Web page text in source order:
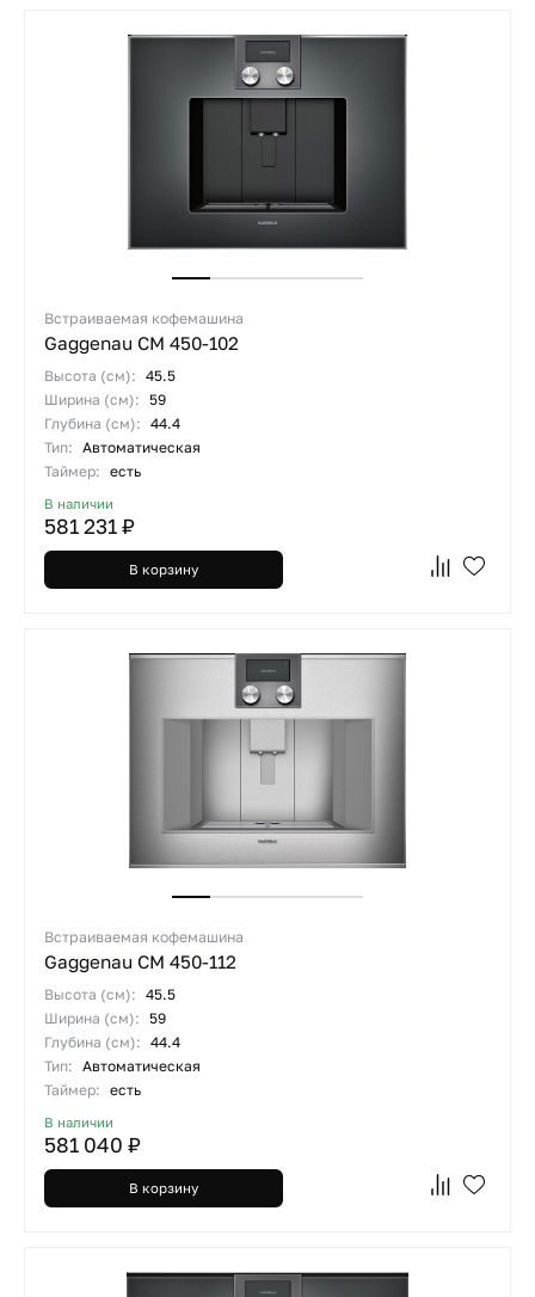
Встраиваемая кофемашина
Gaggenau CM 450-102
Высота (см): 45.5
Ширина (см): 59
Глубина (см): 44.4
Тип: Автоматическая
Таймер: есть
В наличии
581 231 ₽
В корзину
Встраиваемая кофемашина
Gaggenau CM 450-112
Высота (см): 45.5
Ширина (см): 59
Глубина (см): 44.4
Тип: Автоматическая
Таймер: есть
В наличии
581 040 ₽
В корзину